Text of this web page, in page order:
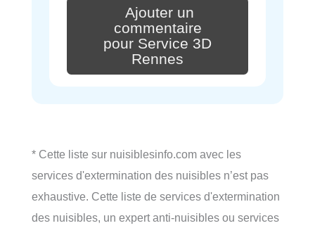
Ajouter un
commentaire
pour Service 3D
Rennes
* Cette liste sur nuisiblesinfo.com avec les
services d'extermination des nuisibles n’est pas
exhaustive. Cette liste de services d'extermination
des nuisibles, un expert anti-nuisibles ou services